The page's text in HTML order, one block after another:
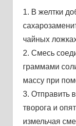
1. В желтки
чайных
2. Смесь
граммами
массу при
3. Отправить
творога и
измельчая